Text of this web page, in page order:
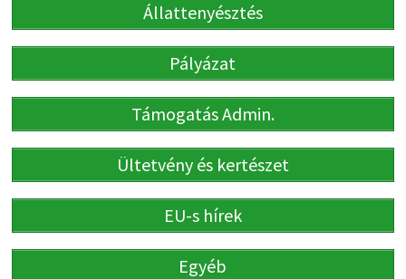
Állattenyésztés
Pályázat
Támogatás Admin.
Ültetvény és kertészet
EU-s hírek
Egyéb